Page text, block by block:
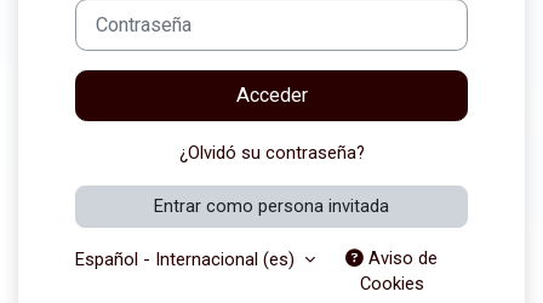
Contraseña
Acceder
¿Olvidó su contraseña?
Entrar como persona invitada
Español - Internacional ‎(es)‎
Aviso de
Cookies